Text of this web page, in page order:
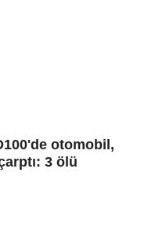
otomobil,
3 ölü